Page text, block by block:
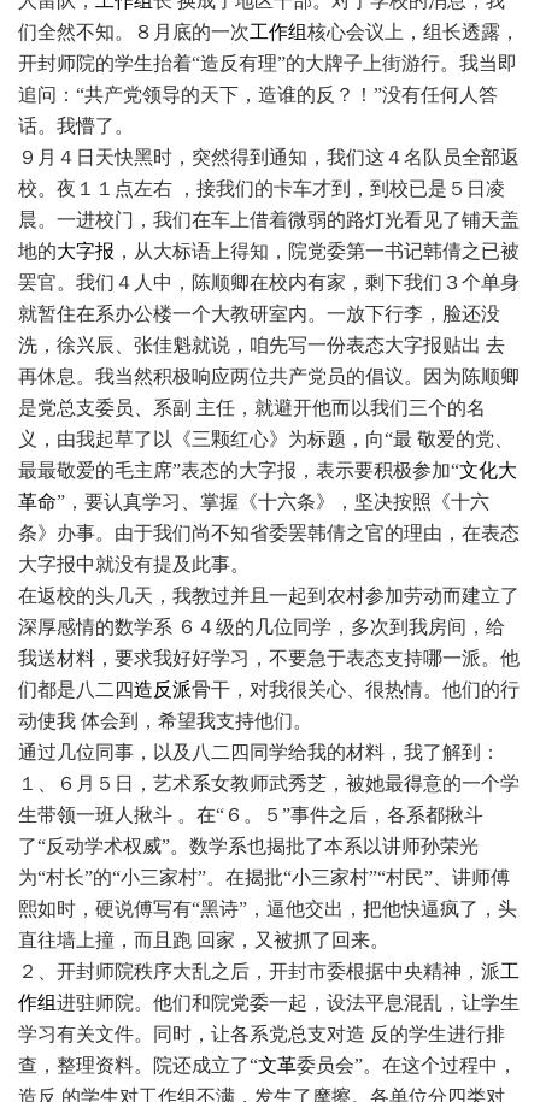
们全然不知。８月底的一次工作组核心会议上，组长透露，
开封师院的学生抬着“造反有理”的大牌子上街游行。我当即
追问：“共产党领导的天下，造谁的反？！”没有任何人答
话。我懵了。
９月４日天快黑时，突然得到通知，我们这４名队员全部返
校。夜１１点左右 ，接我们的卡车才到，到校已是５日凌
晨。一进校门，我们在车上借着微弱的路灯光看见了铺天盖
地的大字报 ，从大标语上得知，院党委第一书记韩倩之已被
罢官。我们４人中，陈顺卿在校内有家，剩下我们３个单身
就暂住在系办公楼一个大教研室内。一放下行李，脸还没
洗，徐兴辰、张佳魁就说，咱先写一份表态大字报贴出 去
再休息。我当然积极响应两位共产党员的倡议。因为陈顺卿
是党总支委员、系副 主任，就避开他而以我们三个的名
义，由我起草了以《三颗红心》为标题，向“最 敬爱的党、
最最敬爱的毛主席”表态的大字报，表示要积极参加“文化大
革命”，要认真学习、掌握《十六条》，坚决按照《十六
条》办事。由于我们尚不知省委罢韩倩之官的理由，在表态
大字报中就没有提及此事。
在返校的头几天，我教过并且一起到农村参加劳动而建立了
深厚感情的数学系 ６４级的几位同学，多次到我房间，给
我送材料，要求我好好学习，不要急于表态支持哪一派。他
们都是八二四造反派骨干，对我很关心、很热情。他们的行
动使我 体会到，希望我支持他们。
通过几位同事，以及八二四同学给我的材料，我了解到：
１、６月５日，艺术系女教师武秀芝，被她最得意的一个学
生带领一班人揪斗 。在“６。５”事件之后，各系都揪斗
了“反动学术权威”。数学系也揭批了本系以讲师孙荣光
为“村长”的“小三家村”。在揭批“小三家村”“村民”、讲师傅
熙如时，硬说傅写有“黑诗”，逼他交出，把他快逼疯了，头
直往墙上撞，而且跑 回家，又被抓了回来。
２、开封师院秩序大乱之后，开封市委根据中央精神，派工
作组进驻师院。他们和院党委一起，设法平息混乱，让学生
学习有关文件。同时，让各系党总支对造 反的学生进行排
查，整理资料。院还成立了“文革委员会”。在这个过程中，
造反 的学生对工作组不满，发生了摩擦。各单位分四类对